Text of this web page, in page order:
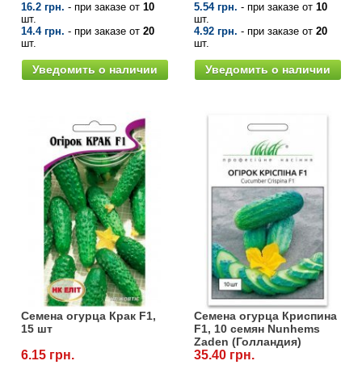
16.2 грн. - при заказе от 10
шт.
14.4 грн. - при заказе от 20
шт.
Уведомить о наличии
5.54 грн. - при заказе от 10
шт.
4.92 грн. - при заказе от 20
шт.
Уведомить о наличии
Семена огурца Крак F1,
15 шт
6.15 грн.
Семена огурца Криспина
F1, 10 семян Nunhems
Zaden (Голландия)
35.40 грн.